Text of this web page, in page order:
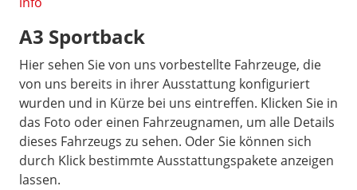
A3 Sportback
Hier sehen Sie von uns vorbestellte Fahrzeuge, die
von uns bereits in ihrer Ausstattung konfiguriert
wurden und in Kürze bei uns eintreffen. Klicken Sie in
das Foto oder einen Fahrzeugnamen, um alle Details
dieses Fahrzeugs zu sehen. Oder Sie können sich
durch Klick bestimmte Ausstattungspakete anzeigen
lassen.